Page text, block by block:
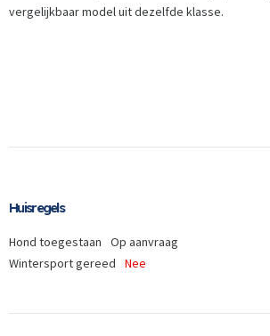
vergelijkbaar model uit dezelfde klasse.
Huisregels
Hond toegestaan
Op aanvraag
Wintersport gereed
Nee